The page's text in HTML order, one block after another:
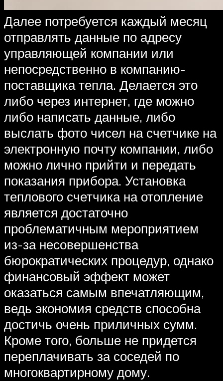
Далее потребуется каждый месяц
отправлять данные по адресу
управляющей компании или
непосредственно в компанию-
поставщика тепла. Делается это
либо через интернет, где можно
либо написать данные, либо
выслать фото чисел на счетчике на
электронную почту компании, либо
можно лично прийти и передать
показания прибора. Установка
теплового счетчика на отопление
является достаточно
проблематичным мероприятием
из-за несовершенства
бюрократических процедур, однако
финансовый эффект может
оказаться самым впечатляющим,
ведь экономия средств способна
достичь очень приличных сумм.
Кроме того, больше не придется
переплачивать за соседей по
многоквартирному дому.